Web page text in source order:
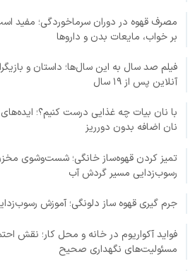
مصرف قهوه در دوران سرماخوردگی؛ مفید
بر خواب، مایعات بدن و داروها
فیلم صد سال به این سال‌ها؛ داستان و
آنلاین پس از ۱۹ سال
با نان بیات چه غذایی درست کنیم؟؛
نان اضافه بدون دورریز
تمیز کردن قهوه‌ساز خانگی؛ شست‌وشوی
رسوب‌زدایی مسیر گردش آب
جرم گیری قهوه ساز دلونگی؛ آموزش
فواید آکواریوم در خانه و محل کار؛ نقش
مسئولیت‌های نگهداری صحیح